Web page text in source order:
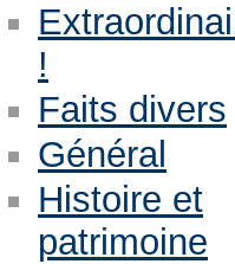
!
Faits divers
Général
Histoire et
patrimoine